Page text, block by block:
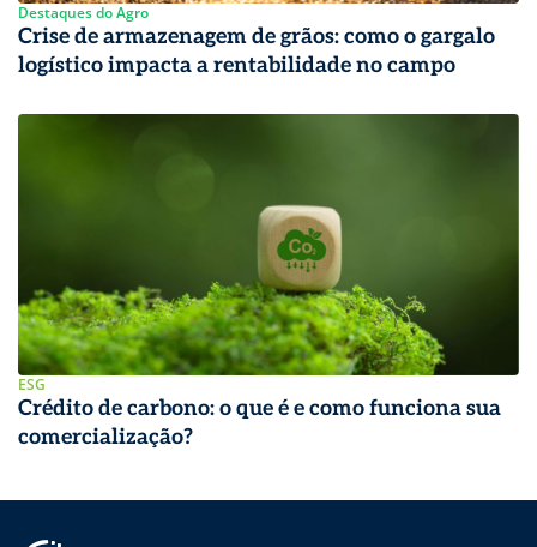
Destaques do Agro
Crise de armazenagem de grãos: como o gargalo
logístico impacta a rentabilidade no campo
ESG
Crédito de carbono: o que é e como funciona sua
comercialização?